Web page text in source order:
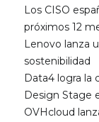
Los CISO
próximos 12
Lenovo lanza
sostenibilidad
Data4 logra la
Design Stage
OVHcloud